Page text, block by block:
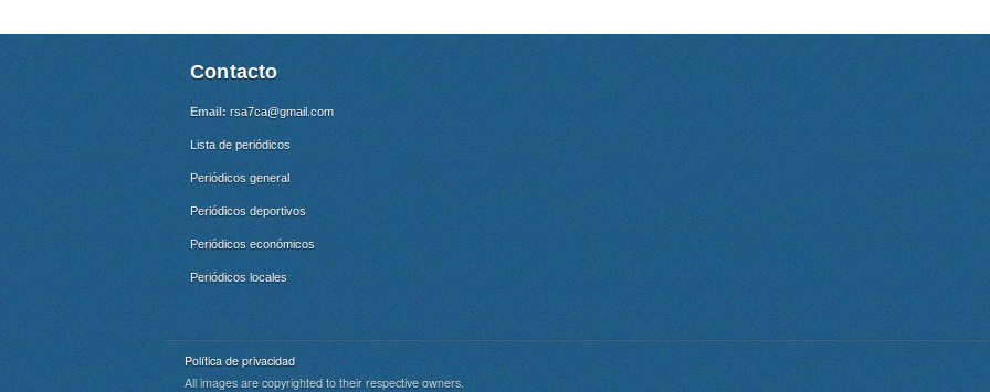
Contacto
Email: rsa7ca@gmail.com
Lista de periódicos
Periódicos general
Periódicos deportivos
Periódicos económicos
Periódicos locales
Política de privacidad
All images are copyrighted to their respective owners.